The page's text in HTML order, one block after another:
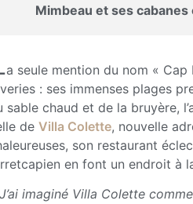
Mimbeau et ses
a seule mention du nom «
: ses immenses plages
sable chaud et de la bruyère,
de Villa Colette, nouvelle
son restaurant
en font un endroit à
J’ai imaginé Villa Colette